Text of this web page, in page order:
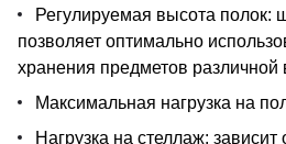
Регулируемая высота полок:
позволяет оптимально
хранения предметов различной
Максимальная нагрузка на
Нагрузка на стеллаж: